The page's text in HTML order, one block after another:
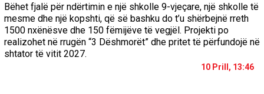
Bëhet fjalë për ndërtimin e një shkolle 9-vjeçare, një shkolle të
mesme dhe një kopshti, që së bashku do t’u shërbejnë rreth
1500 nxënësve dhe 150 fëmijëve të vegjël. Projekti po
realizohet në rrugën “3 Dëshmorët” dhe pritet të përfundojë në
shtator të vitit 2027.
10 Prill, 13:46